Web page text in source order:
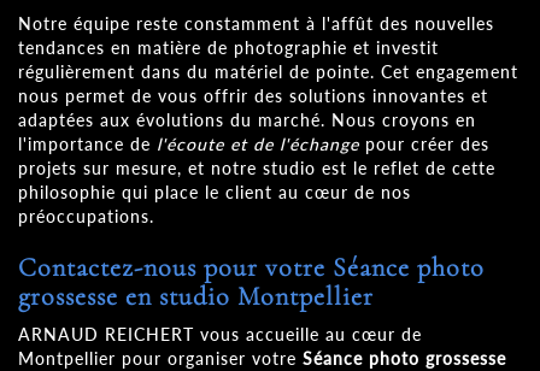
Notre équipe reste constamment à l'affût des nouvelles
tendances en matière de photographie et investit
régulièrement dans du matériel de pointe. Cet engagement
nous permet de vous offrir des solutions innovantes et
adaptées aux évolutions du marché. Nous croyons en
l'importance de l'écoute et de l'échange pour créer des
projets sur mesure, et notre studio est le reflet de cette
philosophie qui place le client au cœur de nos
préoccupations.
Contactez-nous pour votre Séance photo
grossesse en studio Montpellier
ARNAUD REICHERT vous accueille au cœur de
Montpellier pour organiser votre Séance photo grossesse